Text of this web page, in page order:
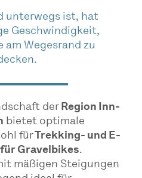
unterwegs ist, hat
Geschwindigkeit,
am Wegesrand zu
der Region Inn-
bietet optimale
fürTrekking- und E-
Gravelbikes.
mäßigen Steigungen